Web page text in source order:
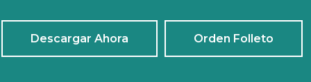
Descargar Ahora Orden Folleto